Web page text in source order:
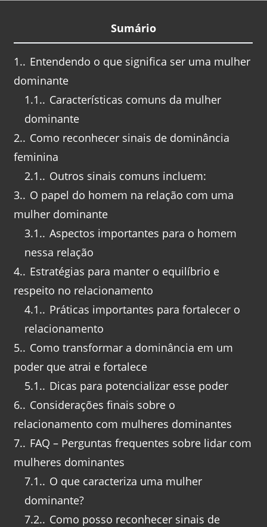
Sumário
1. Entendendo o que significa ser uma mulher
dominante
1.1. Características comuns da mulher
dominante
2. Como reconhecer sinais de dominância
feminina
2.1. Outros sinais comuns incluem:
3. O papel do homem na relação com uma
mulher dominante
3.1. Aspectos importantes para o homem
nessa relação
4. Estratégias para manter o equilíbrio e
respeito no relacionamento
4.1. Práticas importantes para fortalecer o
relacionamento
5. Como transformar a dominância em um
poder que atrai e fortalece
5.1. Dicas para potencializar esse poder
6. Considerações finais sobre o
relacionamento com mulheres dominantes
7. FAQ – Perguntas frequentes sobre lidar com
mulheres dominantes
7.1. O que caracteriza uma mulher
dominante?
7.2. Como posso reconhecer sinais de